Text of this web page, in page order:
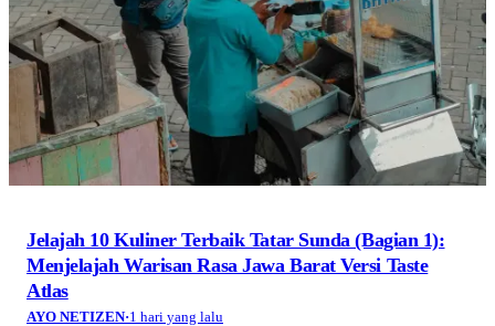
Jelajah 10 Kuliner Terbaik Tatar Sunda (Bagian 1):
Menjelajah Warisan Rasa Jawa Barat Versi Taste
Atlas
AYO NETIZEN·1 hari yang lalu